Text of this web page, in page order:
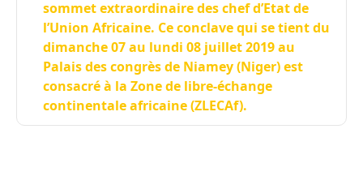
sommet extraordinaire des chef d’Etat de
l’Union Africaine. Ce conclave qui se tient du
dimanche 07 au lundi 08 juillet 2019 au
Palais des congrès de Niamey (Niger) est
consacré à la Zone de libre-échange
continentale africaine (ZLECAf).